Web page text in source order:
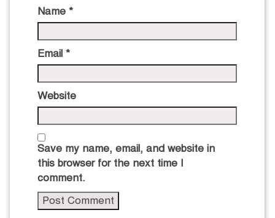
Name *
Email *
Website
Save my name, email, and website in
this browser for the next time I
comment.